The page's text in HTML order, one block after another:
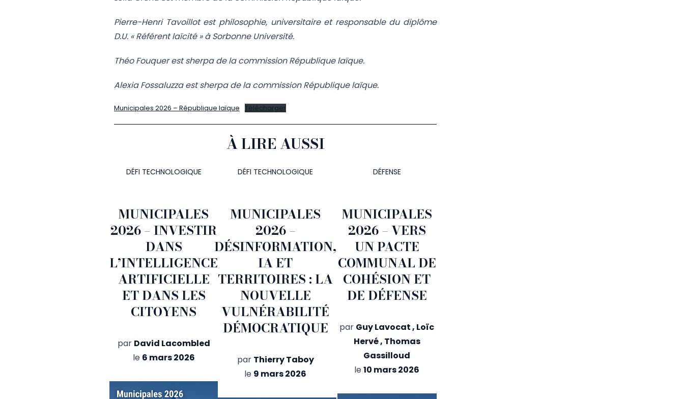
Pierre-Henri Tavoillot est philosophie, universitaire et responsable du diplôme
D.U. « Référent laïcité » à Sorbonne Université.
Théo Fouquer est sherpa de la commission République laïque.
Alexia Fossaluzza est sherpa de la commission République laïque.
Municipales 2026 – République laïque Télécharger
À LIRE AUSSI
DÉFI TECHNOLOGIQUE
MUNICIPALES
2026 – INVESTIR
DANS
L’INTELLIGENCE
ARTIFICIELLE
ET DANS LES
CITOYENS
par David Lacombled
le 6 mars 2026
DÉFI TECHNOLOGIQUE
MUNICIPALES
2026 –
DÉSINFORMATION,
IA ET
TERRITOIRES : LA
NOUVELLE
VULNÉRABILITÉ
DÉMOCRATIQUE
par Thierry Taboy
le 9 mars 2026
DÉFENSE
MUNICIPALES
2026 – VERS
UN PACTE
COMMUNAL DE
COHÉSION ET
DE DÉFENSE
par Guy Lavocat, Loïc
Hervé, Thomas
Gassilloud
le10 mars 2026